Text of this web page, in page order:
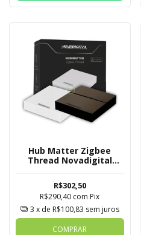
Hub Matter Zigbee
Thread Novadigital
R$302,50
R$290,40 com Pix
3 x de R$100,83 sem juros
COMPRAR